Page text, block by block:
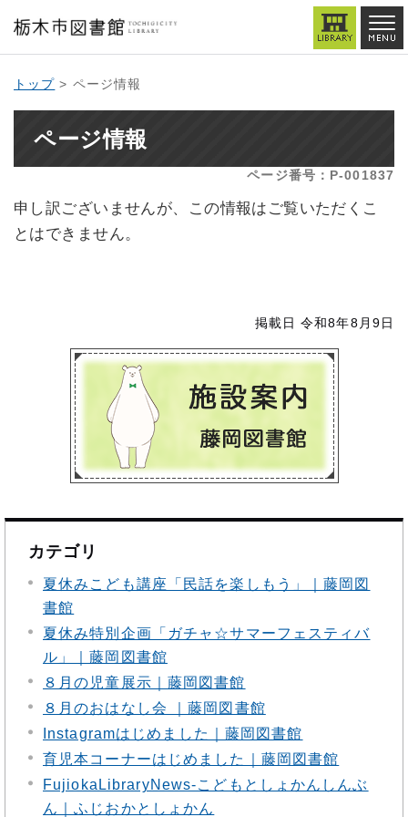
トップ > ページ情報
ページ情報
ページ番号：P-001837
申し訳ございませんが、この情報はご覧いただくこ
とはできません。
掲載日 令和8年8月9日
カテゴリ
夏休みこども講座「民話を楽しもう」｜藤岡図
書館
夏休み特別企画「ガチャ☆サマーフェスティバ
ル」｜藤岡図書館
８月の児童展示｜藤岡図書館
８月のおはなし会 ｜藤岡図書館
Instagramはじめました｜藤岡図書館
育児本コーナーはじめました｜藤岡図書館
FujiokaLibraryNews‐こどもとしょかんしんぶ
ん｜ふじおかとしょかん